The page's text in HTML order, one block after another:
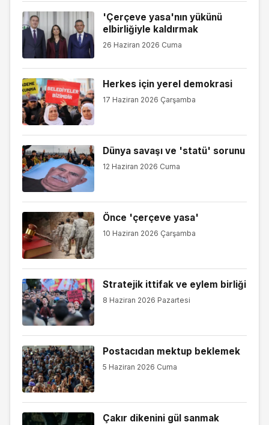
'Çerçeve yasa'nın yükünü
elbirliğiyle kaldırmak
26 Haziran 2026 Cuma
Herkes için yerel demokrasi
17 Haziran 2026 Çarşamba
Dünya savaşı ve 'statü' sorunu
12 Haziran 2026 Cuma
Önce 'çerçeve yasa'
10 Haziran 2026 Çarşamba
Stratejik ittifak ve eylem birliği
8 Haziran 2026 Pazartesi
Postacıdan mektup beklemek
5 Haziran 2026 Cuma
Çakır dikenini gül sanmak